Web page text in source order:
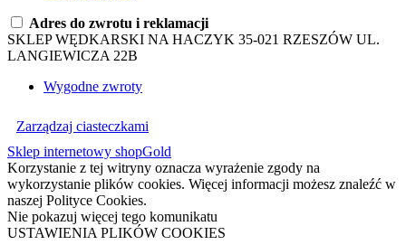
Adres do zwrotu i reklamacji
SKLEP WĘDKARSKI NA HACZYK 35-021 RZESZÓW UL.
LANGIEWICZA 22B
Wygodne zwroty
Zarządzaj ciasteczkami
Sklep internetowy shopGold
Korzystanie z tej witryny oznacza wyrażenie zgody na
wykorzystanie plików cookies. Więcej informacji możesz znaleźć w
naszej Polityce Cookies.
Nie pokazuj więcej tego komunikatu
USTAWIENIA PLIKÓW COOKIES